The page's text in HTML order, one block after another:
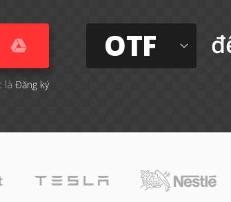
là Đăng ký
OTF